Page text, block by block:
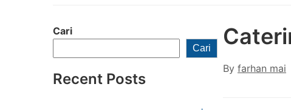
Cari
Cari
Recent Posts
By farhan mai